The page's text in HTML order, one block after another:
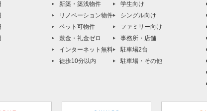
新築・築浅物件
リノベーション物件
ペット可物件
敷金・礼金ゼロ
インターネット無料
徒歩10分以内
学生向け
シングル向け
ファミリー向け
事務所・店舗
駐車場2台
駐車場・その他